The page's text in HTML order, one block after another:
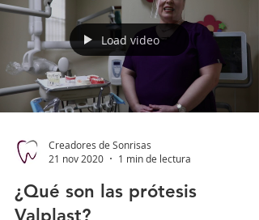
Load video
Creadores de Sonrisas
21 nov 2020
1 min de lectura
¿Qué son las prótesis
Valplast?